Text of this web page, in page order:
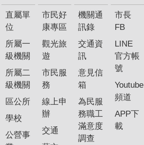
English
資
訊
安
全
政
策
私
權
直屬單
位
所屬一
級機關
所屬二
級機關
區公所
學校
公營事
市民好
康專區
觀光旅
遊
市民服
務
線上申
辦
交通
機關通
訊錄
交通資
訊
意見信
箱
為民服
務職工
滿意度
調查
市長
FB
LINE
官方帳
號
Youtube
頻道
APP下
載